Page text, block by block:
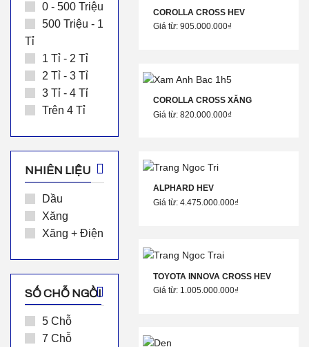
GRANVIA
ALPHARD
LUXURY
0 - 500 Triệu
500 Triệu - 1
Tỉ
1 Tỉ - 2 Tỉ
2 Tỉ - 3 Tỉ
3 Tỉ - 4 Tỉ
Trên 4 Tỉ
NHIÊN LIỆU
Dầu
Xăng
Xăng + Điện
SỐ CHỖ NGỒI
5 Chỗ
7 Chỗ
COROLLA CROSS HEV
Giá từ: 905.000.000₫
COROLLA CROSS XĂNG
Giá từ: 820.000.000₫
ALPHARD HEV
Giá từ: 4.475.000.000₫
TOYOTA INNOVA CROSS HEV
Giá từ: 1.005.000.000₫